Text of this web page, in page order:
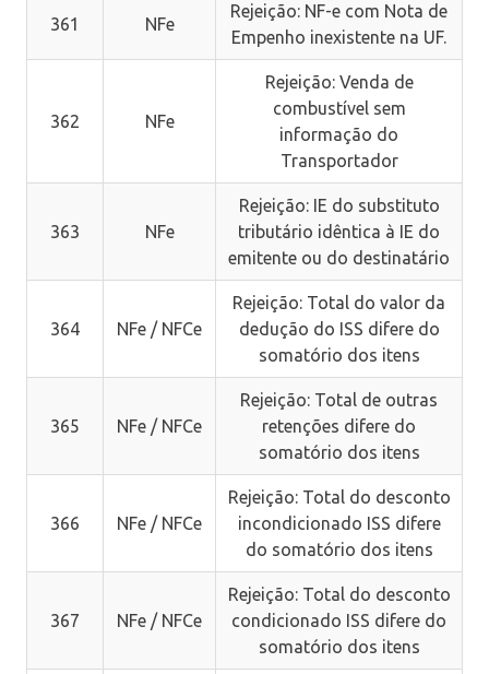
361 NFe
Rejeição: NF-e com Nota de
Empenho inexistente na UF.
362 NFe
Rejeição: Venda de
combustível sem
informação do
Transportador
363 NFe
Rejeição: IE do substituto
tributário idêntica à IE do
emitente ou do destinatário
364 NFe / NFCe
Rejeição: Total do valor da
dedução do ISS difere do
somatório dos itens
365 NFe / NFCe
Rejeição: Total de outras
retenções difere do
somatório dos itens
366 NFe / NFCe
Rejeição: Total do desconto
incondicionado ISS difere
do somatório dos itens
367 NFe / NFCe
Rejeição: Total do desconto
condicionado ISS difere do
somatório dos itens